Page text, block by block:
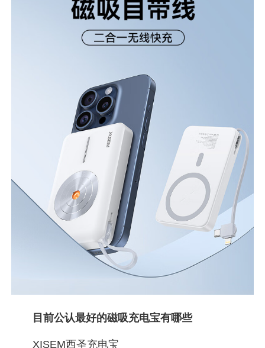
目前公认最好的磁吸充电宝有哪些
XISEM西圣充电宝